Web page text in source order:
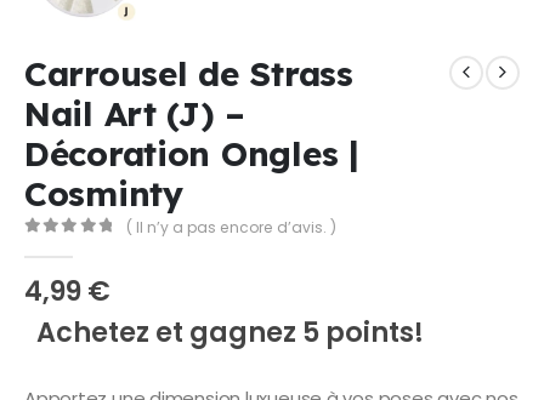
Carrousel de Strass
Nail Art (J) –
Décoration Ongles |
Cosminty
( Il n’y a pas encore d’avis. )
4,99€
Achetez et gagnez 5 points!